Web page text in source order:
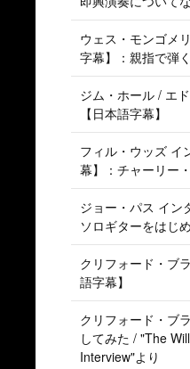
ウェス・モンゴメ
字幕】：親指で弾
ジム・ホール / エ
【日本語字幕】
フィル・ウッズ イ
幕】：チャーリー
ジョー・パス イン
ソロギターをはじ
クリフォード・ブ
語字幕】
クリフォード・ブ
してみた / "The
Interview"より